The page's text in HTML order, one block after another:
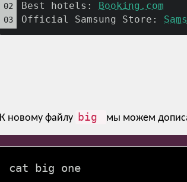
Best hotels:
Booking.com
Official Samsung Store:
К новому файлу big мы можем
cat big one